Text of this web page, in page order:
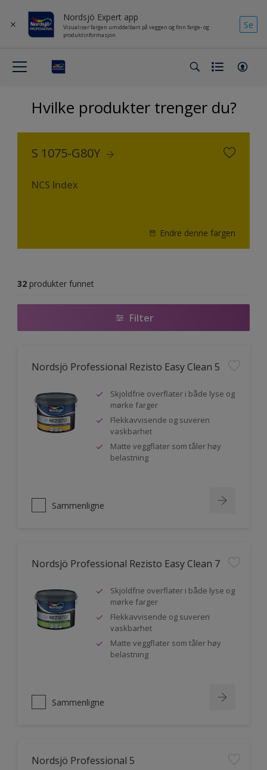
Nordsjö Expert app
Visualiser fargen umiddelbart på veggen og finn farge- og
produktinformasjon
Se
Hvilke produkter trenger du?
S 1075-G80Y
NCS Index
Endre denne fargen
32 produkter funnet
Filter
Nordsjö Professional Rezisto Easy Clean 5
Skjoldfrie overflater i både lyse og
mørke farger
Flekkavvisende og suveren
vaskbarhet
Matte veggflater som tåler høy
belastning
Sammenligne
Nordsjö Professional Rezisto Easy Clean 7
Skjoldfrie overflater i både lyse og
mørke farger
Flekkavvisende og suveren
vaskbarhet
Matte veggflater som tåler høy
belastning
Sammenligne
Nordsjö Professional 5